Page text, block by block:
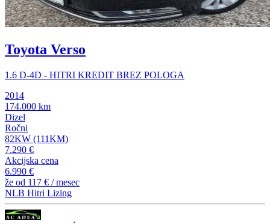
Toyota Verso
1.6 D-4D - HITRI KREDIT BREZ POLOGA
2014
174.000 km
Dizel
Ročni
82KW (111KM)
7.290 €
Akcijska cena
6.990 €
že od 117 € / mesec
NLB Hitri Lizing